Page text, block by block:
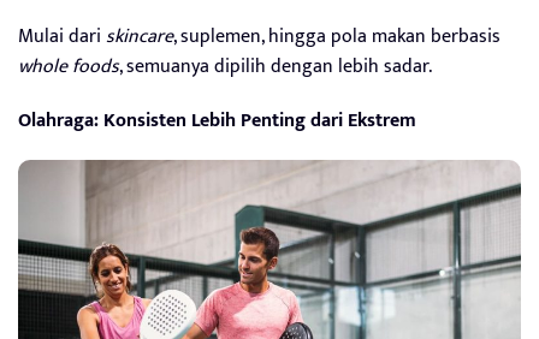
Mulai dariskincare, suplemen, hingga pola makan berbasis
whole foods, semuanya dipilih dengan lebih sadar.
Olahraga: Konsisten Lebih Penting dari Ekstrem